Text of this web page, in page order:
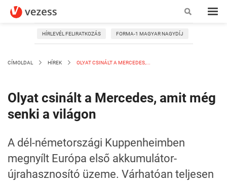
HÍRLEVÉL FELIRATKOZÁS FORMA-1 MAGYAR NAGYDÍJ
CÍMOLDAL HÍREK OLYAT CSINÁLT A MERCEDES,...
Olyat csinált a Mercedes, amit még
senki a világon
A dél-németországi Kuppenheimben
megnyílt Európa első akkumulátor-
újrahasznosító üzeme. Várhatóan teljesen